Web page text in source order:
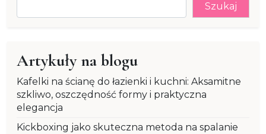
Szukaj
Artykuły na blogu
Kafelki na ścianę do łazienki i kuchni: Aksamitne
szkliwo, oszczędność formy i praktyczna
elegancja
Kickboxing jako skuteczna metoda na spalanie